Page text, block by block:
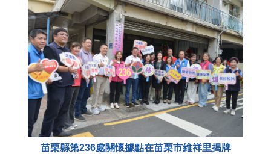
苗栗縣第236處關懷據點在苗栗市維祥里揭牌